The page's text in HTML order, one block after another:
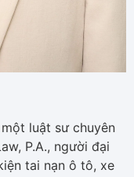
luật sư chuyên
P.A., người đại
tai nạn ô tô, xe